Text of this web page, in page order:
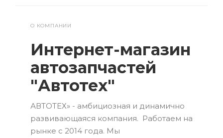
О КОМПАНИИ
Интернет-магазин
автозапчастей
"Автотех"
АВТОТЕХ» - амбициозная и динамично
развивающаяся компания. Работаем на
рынке с 2014 года. Мы